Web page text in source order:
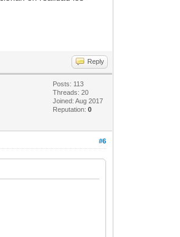
Reply
Posts: 113
Threads: 20
Joined: Aug 2017
Reputation:0
#6